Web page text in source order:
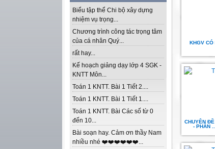
Biểu tập thể Chi bộ xây dựng
nhiệm vụ trọng...
Chương trình công tác trọng tâm
của cá nhân Quý...
rất hay...
Kế hoạch giảng dạy lớp 4 SGK -
KNTT Môn...
Toán 1 KNTT. Bài 1 Tiết 2....
Toán 1 KNTT. Bài 1 Tiết 1....
Toán 1 KNTT. Bài Các số từ 0
đến 10...
Bài soạn hay. Cảm ơn thầy Nam
nhiều nhé ❤️❤️❤️❤️❤️❤️...
KHGV
CHUYÊN
- PHẦN